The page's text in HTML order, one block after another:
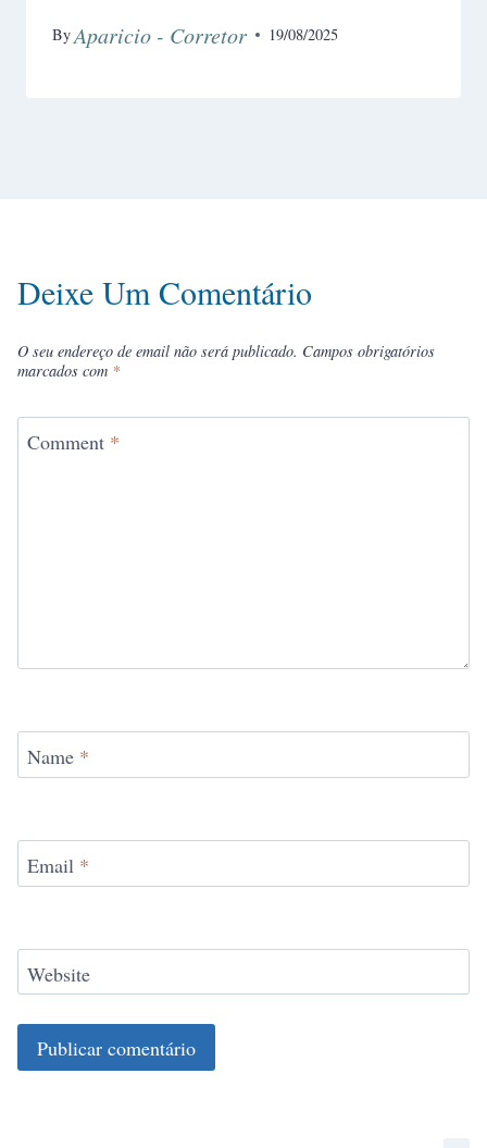
ByAparicio - Corretor 19/08/2025
Deixe Um Comentário
O seu endereço de email não será publicado. Campos obrigatórios
marcados com *
Comment *
Name *
Email *
Website